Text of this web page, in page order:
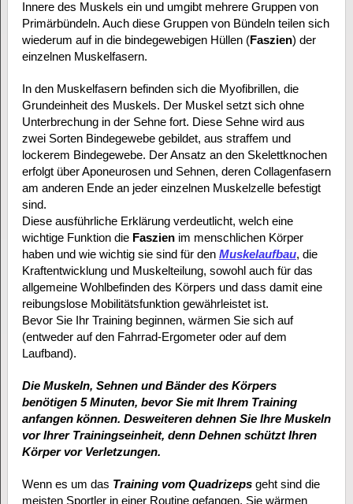
Innere des Muskels ein und umgibt mehrere Gruppen von
Primärbündeln. Auch diese Gruppen von Bündeln teilen sich
wiederum auf in die bindegewebigen Hüllen (Faszien) der
einzelnen Muskelfasern.
In den Muskelfasern befinden sich die Myofibrillen, die
Grundeinheit des Muskels. Der Muskel setzt sich ohne
Unterbrechung in der Sehne fort. Diese Sehne wird aus
zwei Sorten Bindegewebe gebildet, aus straffem und
lockerem Bindegewebe. Der Ansatz an den Skelettknochen
erfolgt über Aponeurosen und Sehnen, deren Collagenfasern
am anderen Ende an jeder einzelnen Muskelzelle befestigt
sind.
Diese ausführliche Erklärung verdeutlicht, welch eine
wichtige Funktion die Faszienim menschlichen Körper
haben und wie wichtig sie sind für den Muskelaufbau, die
Kraftentwicklung und Muskelteilung, sowohl auch für das
allgemeine Wohlbefinden des Körpers und dass damit eine
reibungslose Mobilitätsfunktion gewährleistet ist.
Bevor Sie Ihr Training beginnen, wärmen Sie sich auf
(entweder auf den Fahrrad-Ergometer oder auf dem
Laufband).
Die Muskeln, Sehnen und Bänder des Körpers
benötigen 5 Minuten, bevor Sie mit Ihrem Training
anfangen können. Desweiteren dehnen Sie Ihre Muskeln
vor Ihrer Trainingseinheit, denn Dehnen schützt Ihren
Körper vor Verletzungen.
Wenn es um das Training vom Quadrizepsgeht sind die
meisten Sportler in einer Routine gefangen. Sie wärmen